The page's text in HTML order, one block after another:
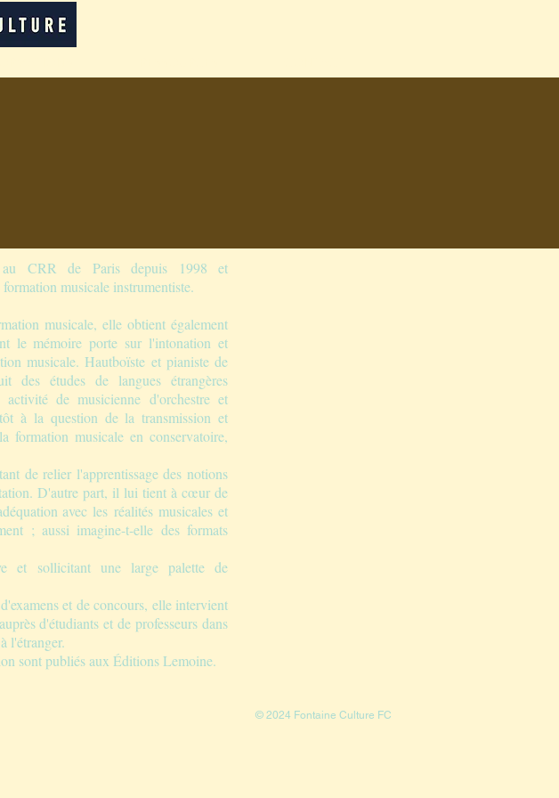
CRR de Paris depuis 1998 et
musicale instrumentiste.
musicale, elle obtient également
le mémoire porte sur l'intonation et
musicale. Hautboïste et pianiste de
des études de langues étrangères
de musicienne d'orchestre et
à la question de la transmission et
formation musicale en conservatoire,
de relier l'apprentissage des notions
D'autre part, il lui tient à cœur de
avec les réalités musicales et
; aussi imagine-t-elle des formats
et sollicitant une large palette de
et de concours, elle intervient
d'étudiants et de professeurs dans
l'étranger.
sont publiés aux Éditions Lemoine.
© 2024 Fontaine Culture FC